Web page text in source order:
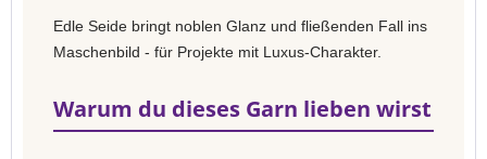
Edle Seide bringt noblen Glanz und fließenden Fall ins
Maschenbild - für Projekte mit Luxus-Charakter.
Warum du dieses Garn lieben wirst